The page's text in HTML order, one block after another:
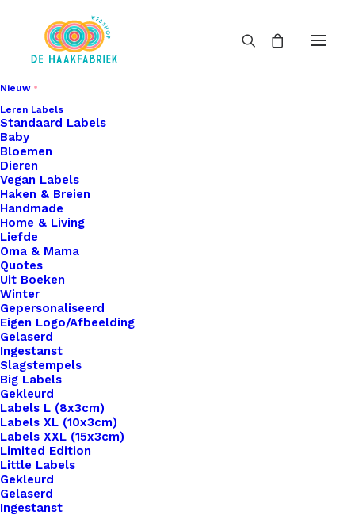
Nieuw
Leren Labels
Standaard Labels
Baby
Bloemen
Dieren
Vegan Labels
Haken & Breien
Handmade
Home & Living
Liefde
Oma & Mama
Quotes
Uit Boeken
Winter
Gepersonaliseerd
Eigen Logo/Afbeelding
Gelaserd
Ingestanst
Slagstempels
Big Labels
Gekleurd
Labels L (8x3cm)
Labels XL (10x3cm)
Labels XXL (15x3cm)
Limited Edition
Little Labels
Gekleurd
Gelaserd
Ingestanst
Home
Hobby
Setting Tq Metaal 2 Ogen Voor Ss39 Puntsteen
Antiek Zilver